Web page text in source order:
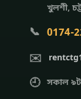
খুলশী,
📞 0174-
✉️
🕘 সকাল